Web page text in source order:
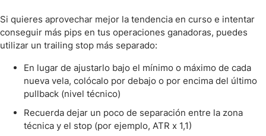
Si quieres aprovechar mejor la tendencia en curso e intentar
conseguir más pips en tus operaciones ganadoras, puedes
utilizar un trailing stop más separado:
En lugar de ajustarlo bajo el mínimo o máximo de cada
nueva vela, colócalo por debajo o por encima del último
pullback (nivel técnico)
Recuerda dejar un poco de separación entre la zona
técnica y el stop (por ejemplo, ATR x 1,1)